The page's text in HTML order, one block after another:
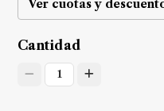
Ver cuotas y
Cantidad
1